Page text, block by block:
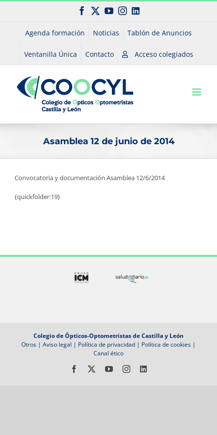
Saltar
Facebook
X YouTubeInstagram
LinkedIn
Agenda formación Noticias Tablón de Anuncios
Ventanilla Única Contacto Acceso colegiados
Asamblea 12 de junio de 2014
Convocatoria y documentación Asamblea 12/6/2014
{quickfolder:19}
Colegio de Ópticos-Optometristas de Castilla y León
Otros | Aviso legal | Política de privacidad | Política de cookies |
Canal ético
Facebook YouTubeInstagramLinkedIn